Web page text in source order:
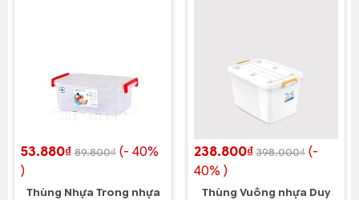
53.880₫ 89.800₫ (- 40%
)
Thùng Nhựa Trong nhựa
238.800₫ 398.000₫ (-
40% )
Thùng Vuông nhựa Duy